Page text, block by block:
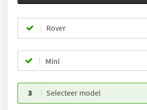
Rover
3 Selecteer model